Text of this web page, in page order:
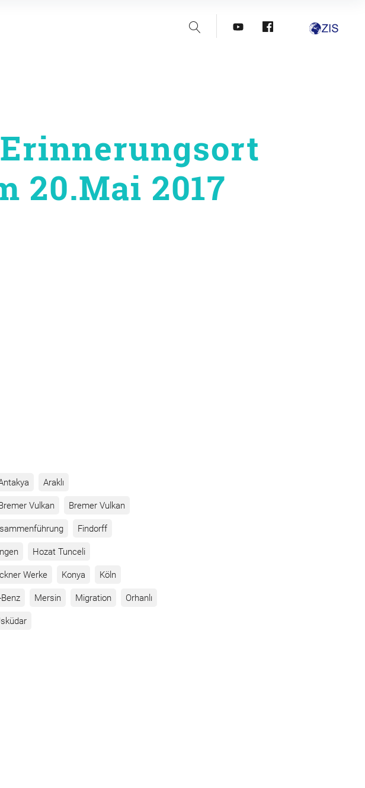
Suche youtubefacebook
20.Mai 2017
Araklı
Vulkan Bremer Vulkan
Findorff
Hozat Tunceli
Werke Konya Köln
Mersin Migration Orhanlı